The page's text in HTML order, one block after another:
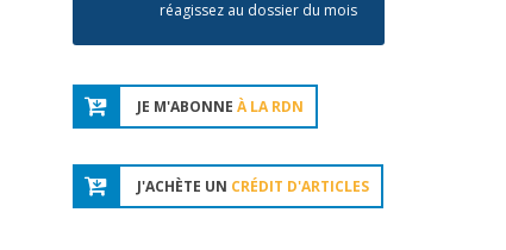
réagissez au dossier du mois
JE M'ABONNE À LA RDN
J'ACHÈTE UN CRÉDIT D'ARTICLES